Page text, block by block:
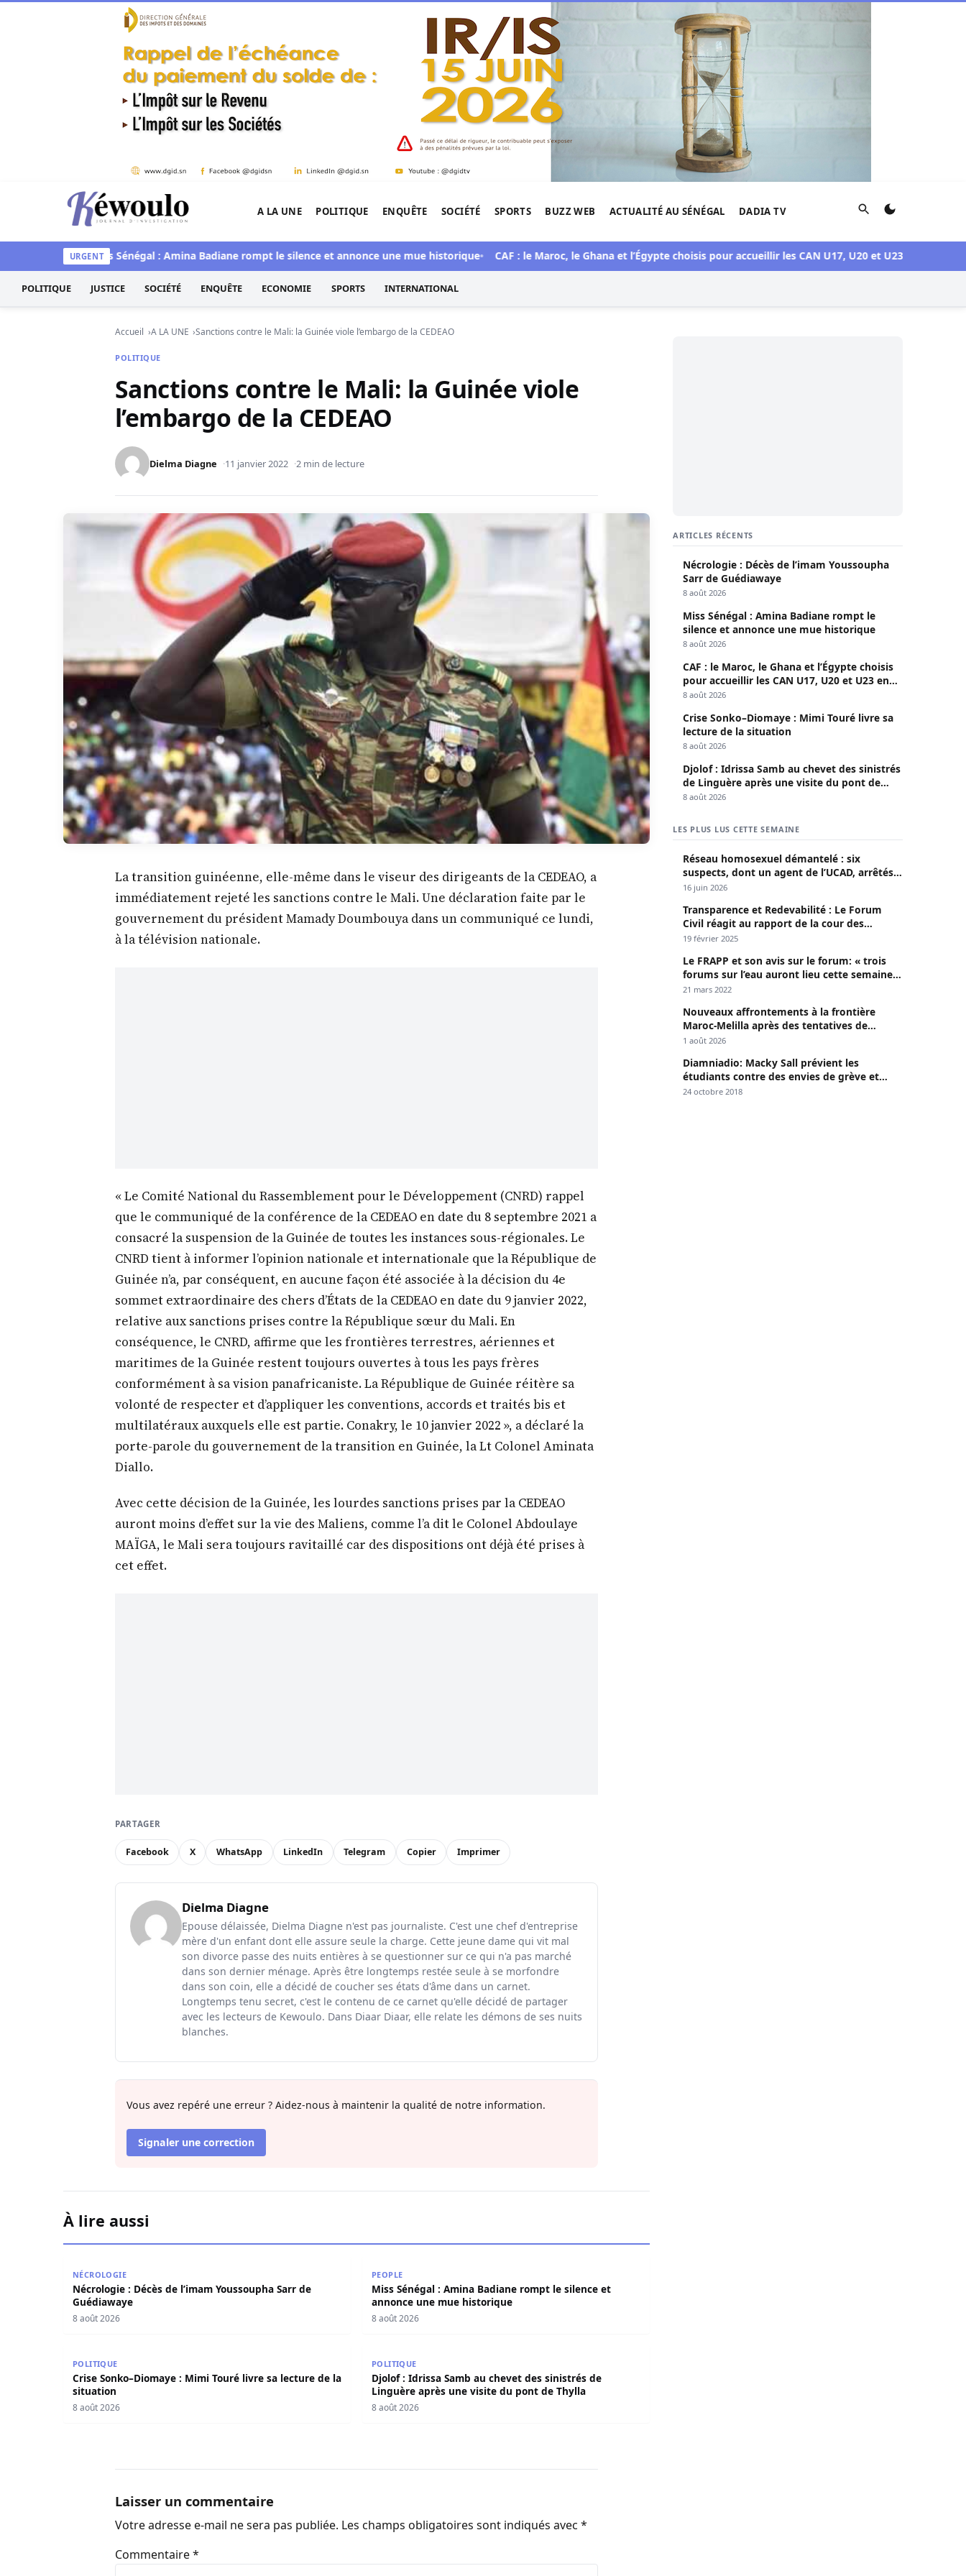
Aller au contenu
Kéwoulo, le premier site d'information et d'investigation de l'Afrique.
A LA UNE POLITIQUE ENQUÊTE SOCIÉTÉ SPORTS BUZZ WEB ACTUALITÉ AU SÉNÉGAL DADIA TV Rechercher
URGENT
Miss Sénégal : Amina Badiane rompt le silence et annonce une mue historique CAF : le Maroc, le Ghana et l’Égypte choisis pour accueillir les CAN U17, U20 et U23 en 2027
POLITIQUE JUSTICE SOCIÉTÉ ENQUÊTE ECONOMIE SPORTS INTERNATIONAL
Accueil A LA UNE Sanctions contre le Mali: la Guinée viole l’embargo de la CEDEAO
POLITIQUE
Sanctions contre le Mali: la Guinée viole
l’embargo de la CEDEAO
Dielma Diagne 11 janvier 2022 2 min de lecture
La transition guinéenne, elle-même dans le viseur des dirigeants de la CEDEAO, a
immédiatement rejeté les sanctions contre le Mali. Une déclaration faite par le
gouvernement du président Mamady Doumbouya dans un communiqué ce lundi,
à la télévision nationale.
« Le Comité National du Rassemblement pour le Développement (CNRD) rappel
que le communiqué de la conférence de la CEDEAO en date du 8 septembre 2021 a
consacré la suspension de la Guinée de toutes les instances sous-régionales. Le
CNRD tient à informer l’opinion nationale et internationale que la République de
Guinée n’a, par conséquent, en aucune façon été associée à la décision du 4e
sommet extraordinaire des chers d’États de la CEDEAO en date du 9 janvier 2022,
relative aux sanctions prises contre la République sœur du Mali. En
conséquence, le CNRD, affirme que les frontières terrestres, aériennes et
maritimes de la Guinée restent toujours ouvertes à tous les pays frères
conformément à sa vision panafricaniste. La République de Guinée réitère sa
volonté de respecter et d’appliquer les conventions, accords et traités bis et
multilatéraux auxquels elle est partie. Conakry, le 10 janvier 2022 », a déclaré la
porte-parole du gouvernement de la transition en Guinée, la Lt Colonel Aminata
Diallo.
Avec cette décision de la Guinée, les lourdes sanctions prises par la CEDEAO
auront moins d’effet sur la vie des Maliens, comme l’a dit le Colonel Abdoulaye
MAÏGA, le Mali sera toujours ravitaillé car des dispositions ont déjà été prises à
cet effet.
PARTAGER
Facebook X WhatsApp LinkedIn Telegram Copier Imprimer
Dielma Diagne
Epouse délaissée, Dielma Diagne n'est pas journaliste. C'est une chef d'entreprise
mère d'un enfant dont elle assure seule la charge. Cette jeune dame qui vit mal
son divorce passe des nuits entières à se questionner sur ce qui n'a pas marché
dans son dernier ménage. Après être longtemps restée seule à se morfondre
dans son coin, elle a décidé de coucher ses états d'âme dans un carnet.
Longtemps tenu secret, c'est le contenu de ce carnet qu'elle décidé de partager
avec les lecteurs de Kewoulo. Dans Diaar Diaar, elle relate les démons de ses nuits
blanches.
Vous avez repéré une erreur ? Aidez-nous à maintenir la qualité de notre information.
Signaler une correction
À lire aussi
NÉCROLOGIE
Nécrologie : Décès de l’imam Youssoupha Sarr de
Guédiawaye
8 août 2026
PEOPLE
Miss Sénégal : Amina Badiane rompt le silence et
annonce une mue historique
8 août 2026
POLITIQUE
Crise Sonko–Diomaye : Mimi Touré livre sa lecture de la
situation
8 août 2026
POLITIQUE
Djolof : Idrissa Samb au chevet des sinistrés de
Linguère après une visite du pont de Thylla
8 août 2026
Laisser un commentaire
Votre adresse e-mail ne sera pas publiée. Les champs obligatoires sont indiqués avec *
Commentaire*
ARTICLES RÉCENTS
Nécrologie : Décès de l’imam Youssoupha
Sarr de Guédiawaye
8 août 2026
Miss Sénégal : Amina Badiane rompt le
silence et annonce une mue historique
8 août 2026
CAF : le Maroc, le Ghana et l’Égypte choisis
pour accueillir les CAN U17, U20 et U23 en
2027
8 août 2026
Crise Sonko–Diomaye : Mimi Touré livre sa
lecture de la situation
8 août 2026
Djolof : Idrissa Samb au chevet des sinistrés
de Linguère après une visite du pont de
Thylla
8 août 2026
LES PLUS LUS CETTE SEMAINE
Réseau homosexuel démantelé : six
suspects, dont un agent de l’UCAD, arrêtés à
Keur Massar ; l’un avoue avoir propagé le
16 juin 2026
Transparence et Redevabilité : Le Forum
Civil réagit au rapport de la cour des
comptes
19 février 2025
Le FRAPP et son avis sur le forum: « trois
forums sur l’eau auront lieu cette semaine à
Dakar »
21 mars 2022
Nouveaux affrontements à la frontière
Maroc-Melilla après des tentatives de
passage
1 août 2026
Diamniadio: Macky Sall prévient les
étudiants contre des envies de grève et
menace
24 octobre 2018